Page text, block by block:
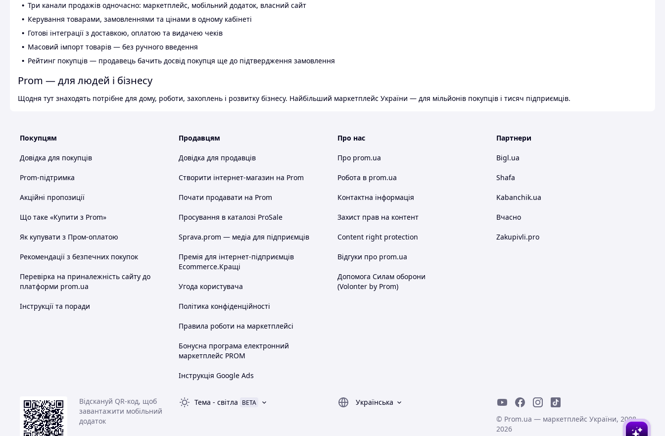
Три канали продажів одночасно: маркетплейс, мобільний додаток, власний сайт
Керування товарами, замовленнями та цінами в одному кабінеті
Готові інтеграції з доставкою, оплатою та видачею чеків
Масовий імпорт товарів — без ручного введення
Рейтинг покупців — продавець бачить досвід покупця ще до підтвердження замовлення
Prom — для людей і бізнесу
Щодня тут знаходять потрібне для дому, роботи, захоплень і розвитку бізнесу. Найбільший маркетплейс України — для мільйонів покупців і тисяч підприємців.
Покупцям
Довідка для покупців
Prom-підтримка
Акційні пропозиції
Що таке «Купити з Prom»
Як купувати з Пром-оплатою
Рекомендації з безпечних покупок
Перевірка на приналежність сайту до
платформи prom.ua
Інструкції та поради
Продавцям
Довідка для продавців
Створити інтернет-магазин на Prom
Почати продавати на Prom
Просування в каталозі ProSale
Sprava.prom — медіа для підприємців
Премія для інтернет-підприємців
Ecommerce.Кращі
Угода користувача
Політика конфіденційності
Правила роботи на маркетплейсі
Бонусна програма електронний
маркетплейс PROM
Інструкція Google Ads
Про нас
Про prom.ua
Робота в prom.ua
Контактна інформація
Захист прав на контент
Content right protection
Відгуки про prom.ua
Допомога Силам оборони
(Volonter by Prom)
Партнери
Bigl.ua
Shafa
Kabanchik.ua
Вчасно
Zakupivli.pro
Відскануй QR-код, щоб
завантажити мобільний
додаток
Тема - світла BETA
Українська
© Prom.ua — маркетплейс України, 2008-
2026